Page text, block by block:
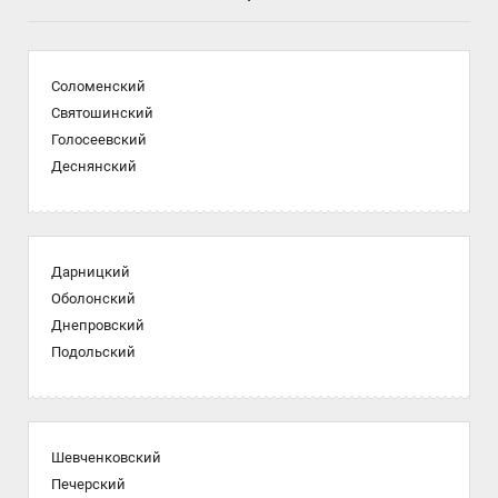
Соломенский
Святошинский
Голосеевский
Деснянский
Дарницкий
Оболонский
Днепровский
Подольский
Шевченковский
Печерский